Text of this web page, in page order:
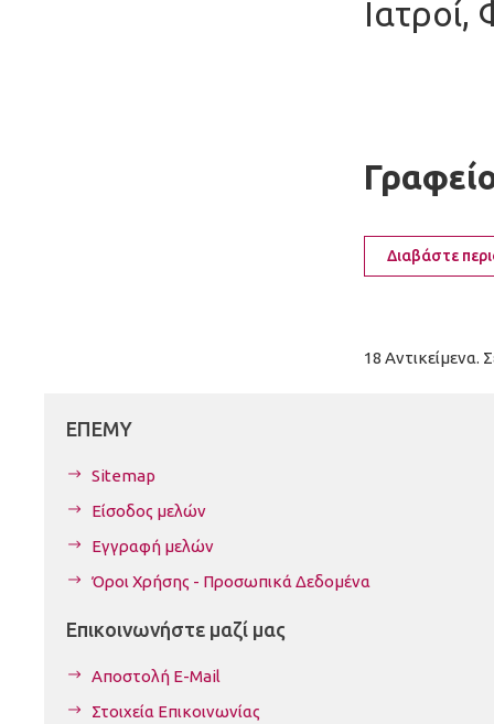
Ιατροί,
Διαβάστε
18 Αντικείμενα.
ΕΠΕΜΥ
Sitemap
Είσοδος μελών
Εγγραφή μελών
Όροι Χρήσης - Προσωπικά Δεδομένα
Επικοινωνήστε μαζί μας
Αποστολή E-Mail
Στοιχεία Επικοινωνίας